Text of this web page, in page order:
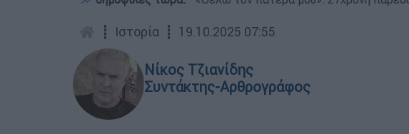
┋ Ιστορία ┋ 19.10.2025 07:55
Νίκος Τζιανίδης
Συντάκτης-Αρθρογράφος